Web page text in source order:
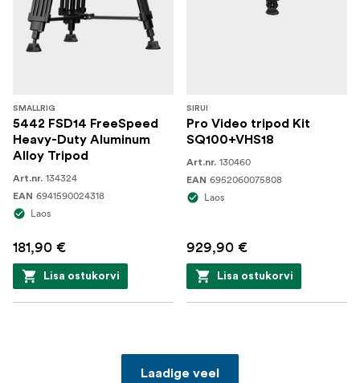
SMALLRIG
5442 FSD14 FreeSpeed
Heavy-Duty Aluminum
Alloy Tripod
Art.nr. 134324
EAN 6941590024318
Laos
181,90 €
Lisa ostukorvi
SIRUI
Pro Video tripod Kit
SQ100+VHS18
Art.nr. 130460
EAN 6952060075808
Laos
929,90 €
Lisa ostukorvi
Laadige veel